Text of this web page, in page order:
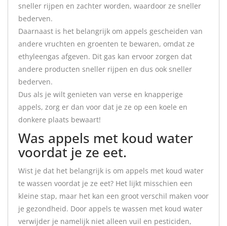
sneller rijpen en zachter worden, waardoor ze sneller
bederven.
Daarnaast is het belangrijk om appels gescheiden van
andere vruchten en groenten te bewaren, omdat ze
ethyleengas afgeven. Dit gas kan ervoor zorgen dat
andere producten sneller rijpen en dus ook sneller
bederven.
Dus als je wilt genieten van verse en knapperige
appels, zorg er dan voor dat je ze op een koele en
donkere plaats bewaart!
Was appels met koud water
voordat je ze eet.
Wist je dat het belangrijk is om appels met koud water
te wassen voordat je ze eet? Het lijkt misschien een
kleine stap, maar het kan een groot verschil maken voor
je gezondheid. Door appels te wassen met koud water
verwijder je namelijk niet alleen vuil en pesticiden,